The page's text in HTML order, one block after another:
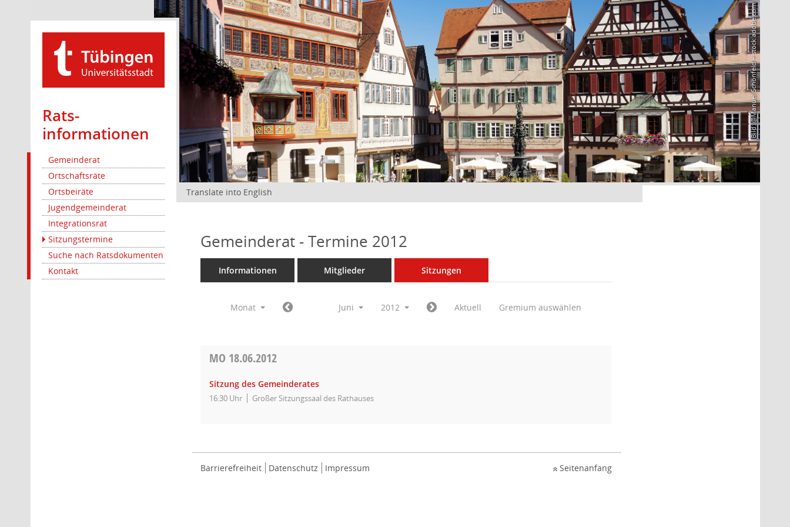
Rats­
informationen
Gemeinderat
Ortschaftsräte
Ortsbeiräte
Jugendgemeinderat
Integrationsrat
Sitzungstermine
Suche nach Ratsdokumenten
Kontakt
Bild: @Manuel Schönfeld – stock.adobe.com
Translate into English
Gemeinderat - Termine 2012
Informationen Mitglieder Sitzungen
Monat Juni 2012 Aktuell Gremium auswählen
MO 18.06.2012
Sitzung des Gemeinderates
16:30 Uhr Großer Sitzungssaal des Rathauses
Barrierefreiheit Datenschutz Impressum Seitenanfang